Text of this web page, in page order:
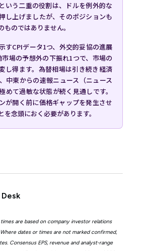
いう二重の役割は、ドルを例外的な
し上げましたが、そのポジションも
のではありません。
すCPIデータ1つ、外交的妥協の進展
場の予想外の下振れ1つで、市場の
し得ます。為替相場は引き続き経済
中東からの速報ニュース（ニュース
めて過敏な状態が続く見通しです。
が開く前に価格ギャップを発生させ
念頭におく必要があります。
are based on company investor relations
dates or times are not marked confirmed,
Consensus EPS, revenue and analyst-range